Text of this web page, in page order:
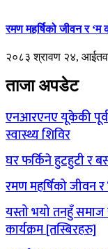
रमण महर्षिको जीवन र ‘म
२०८३ श्रावण २४,
ताजा अपडेट
एनआरएनए यूकेकी
स्वास्थ्य शिविर
घर फर्किने हुटहुटी र
रमण महर्षिको जीवन र
यस्तो भयो तनहुँ
कार्यक्रम [तस्बिरहरु]